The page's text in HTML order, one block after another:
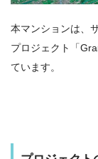
本マンションは、
プロジェクト「
ています。